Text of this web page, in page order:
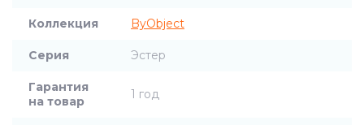
Коллекция ByObject
Серия Эстер
Гарантия
на товар
1 год